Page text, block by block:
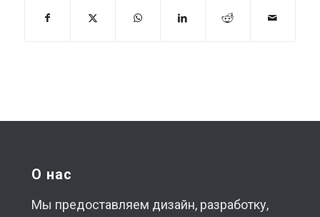
О нас
Мы предоставляем дизайн, разработку,